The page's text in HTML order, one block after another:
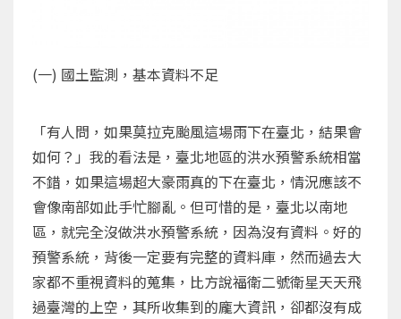
(一) 國土監測，基本資料不足
「有人問，如果莫拉克颱風這場雨下在臺北，結果會
如何？」我的看法是，臺北地區的洪水預警系統相當
不錯，如果這場超大豪雨真的下在臺北，情況應該不
會像南部如此手忙腳亂。但可惜的是，臺北以南地
區，就完全沒做洪水預警系統，因為沒有資料。好的
預警系統，背後一定要有完整的資料庫，然而過去大
家都不重視資料的蒐集，比方說福衛二號衛星天天飛
過臺灣的上空，其所收集到的龐大資訊，卻都沒有成